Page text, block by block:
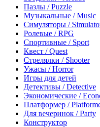
Пазлы / Puzzle
Музыкальные / Music
Симуляторы /
Ролевые / RPG
Спортивные / Sport
Квест / Quest
Стрелялки / Shooter
Ужасы / Horror
Игры для детей
Детективы / Detective
Экономические /
Платформер /
Для вечеринок / Party
Конструктор